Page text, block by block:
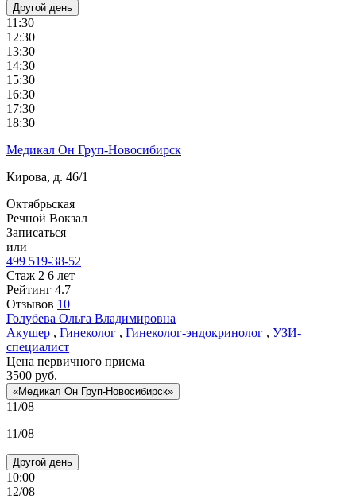
Другой день
11:30
12:30
13:30
14:30
15:30
16:30
17:30
18:30
Медикал Он Груп-Новосибирск
Кирова, д. 46/1
Октябрьская
Речной Вокзал
Записаться
или
499 519-38-52
Стаж 2 6 лет
Рейтинг 4.7
Отзывов 10
Голубева Ольга Владимировна
Акушер , Гинеколог , Гинеколог-эндокринолог , УЗИ-
специалист
Цена первичного приема
3500 руб.
«Медикал Он Груп-Новосибирск»
11/08
11/08
Другой день
10:00
12/08